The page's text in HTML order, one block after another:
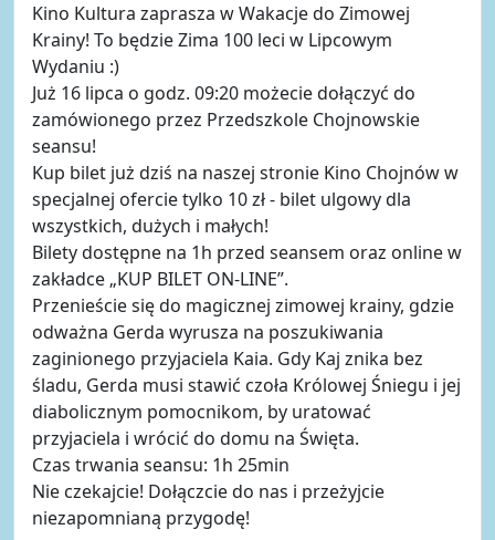
Kino Kultura zaprasza w Wakacje do Zimowej
Krainy! To będzie Zima 100 leci w Lipcowym
Wydaniu :)
Już 16 lipca o godz. 09:20 możecie dołączyć do
zamówionego przez Przedszkole Chojnowskie
seansu!
Kup bilet już dziś na naszej stronie Kino Chojnów w
specjalnej ofercie tylko 10 zł - bilet ulgowy dla
wszystkich, dużych i małych!
Bilety dostępne na 1h przed seansem oraz online w
zakładce „KUP BILET ON-LINE”.
Przenieście się do magicznej zimowej krainy, gdzie
odważna Gerda wyrusza na poszukiwania
zaginionego przyjaciela Kaia. Gdy Kaj znika bez
śladu, Gerda musi stawić czoła Królowej Śniegu i jej
diabolicznym pomocnikom, by uratować
przyjaciela i wrócić do domu na Święta.
Czas trwania seansu: 1h 25min
Nie czekajcie! Dołączcie do nas i przeżyjcie
niezapomnianą przygodę!